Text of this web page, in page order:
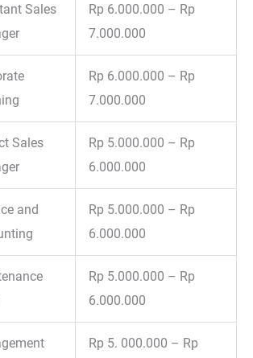
Sales
Rp 6.000.000 – Rp
7.000.000
Rp 6.000.000 – Rp
7.000.000
Sales
Rp 5.000.000 – Rp
6.000.000
and
Rp 5.000.000 – Rp
6.000.000
Rp 5.000.000 – Rp
6.000.000
Rp 5. 000.000 – Rp